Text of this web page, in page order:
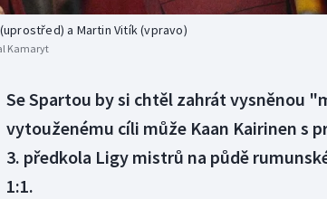
a Martin Vitík (vpravo)
Kamaryt
Se Spartou by si chtěl zahrát vysněnou
vytouženému cíli může Kaan Kairinen s
3. předkola Ligy mistrů na půdě
1:1.